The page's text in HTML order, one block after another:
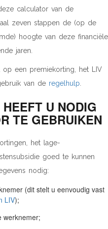
calculator van de
zeven stappen de (op de
hoogte van deze financiële
jaren.
een premiekorting, het LIV
van de regelhulp
U NODIG
TE GEBRUIKEN
het lage-
goed te kunnen
nodig:
(dit stelt u eenvoudig vast
LIV);
werknemer;